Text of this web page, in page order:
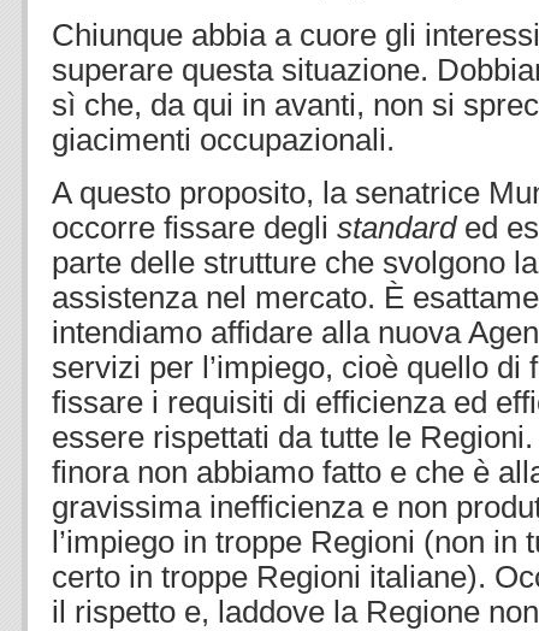
Chiunque abbia a cuore gli
superare questa situazione.
sì che, da qui in avanti, non si
giacimenti occupazionali.
A questo proposito, la senatrice
occorre fissare degli standarded
parte delle strutture che svolgono
assistenza nel mercato. È
intendiamo affidare alla nuova
servizi per l’impiego, cioè quello
fissare i requisiti di efficienza ed
essere rispettati da tutte le
finora non abbiamo fatto e che è
gravissima inefficienza e non
l’impiego in troppe Regioni (non in
certo in troppe Regioni italiane).
il rispetto e, laddove la Regione